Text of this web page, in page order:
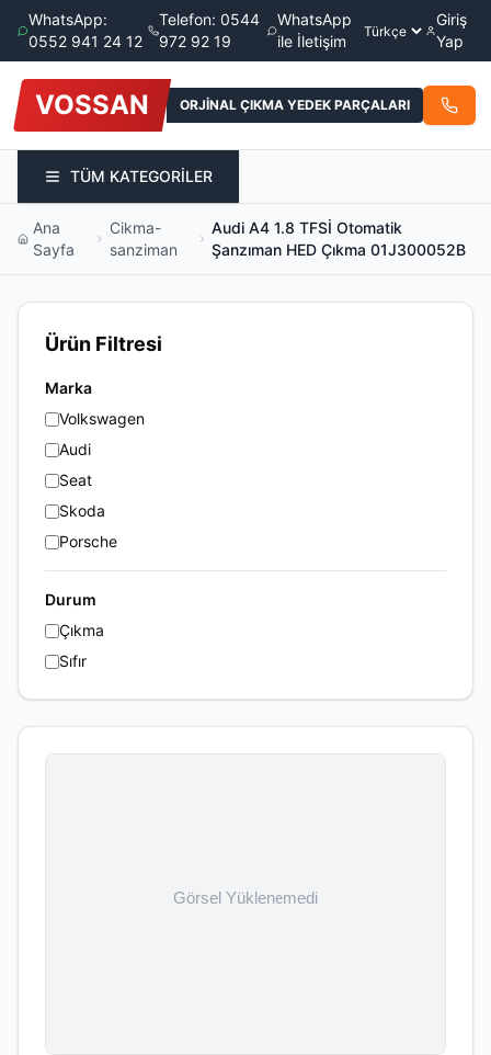
WhatsApp:
0552 941 24 12
Telefon: 0544
972 92 19
WhatsApp
ile İletişim
Giriş
Yap
VOSSAN ORJİNAL ÇIKMA YEDEK PARÇALARI
TÜM KATEGORİLER
Ana
Sayfa
Cikma-
sanziman
Audi A4 1.8 TFSİ Otomatik
Şanzıman HED Çıkma 01J300052B
Ürün Filtresi
Marka
Volkswagen
Audi
Seat
Skoda
Porsche
Durum
Çıkma
Sıfır